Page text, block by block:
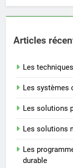
Articles
Les
Les systèmes
Les solutions
Les solutions
Les
durable